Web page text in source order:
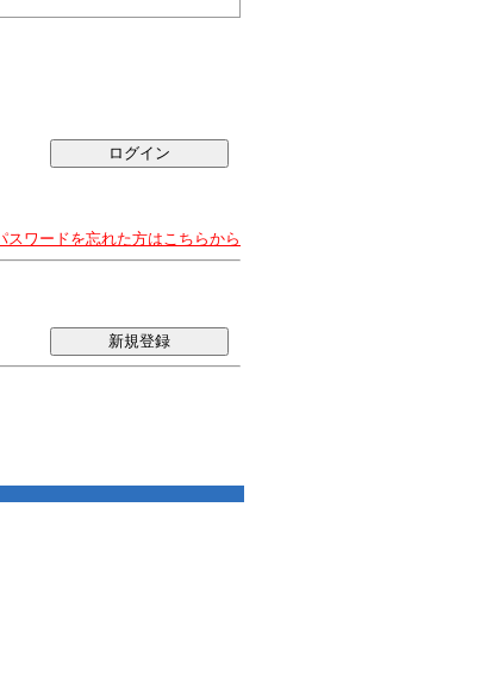
スワードを忘れた方はこちらから
新規登録